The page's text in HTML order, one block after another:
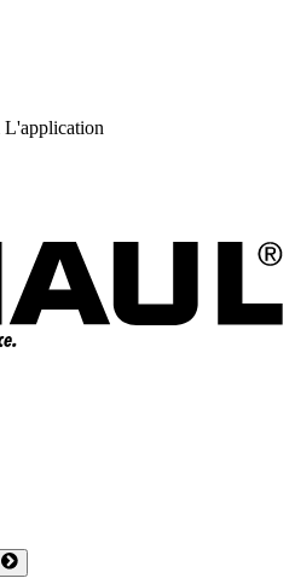
L'application